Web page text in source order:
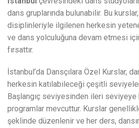
dans gruplarında bulunabilir. Bu
disiplinleriyle ilgilenen herkesin
ve dans yolculuğuna devam etmesi
fırsattır.
İstanbul’da Dansçılara Özel Kurslar,
herkesin katılabileceği çeşitli
Başlangıç ​​seviyesinden ileri seviyeye
programlar mevcuttur. Kurslar
şeklinde düzenlenir ve her ders,